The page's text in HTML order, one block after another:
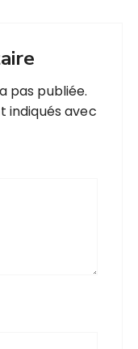
pas publiée.
indiqués avec